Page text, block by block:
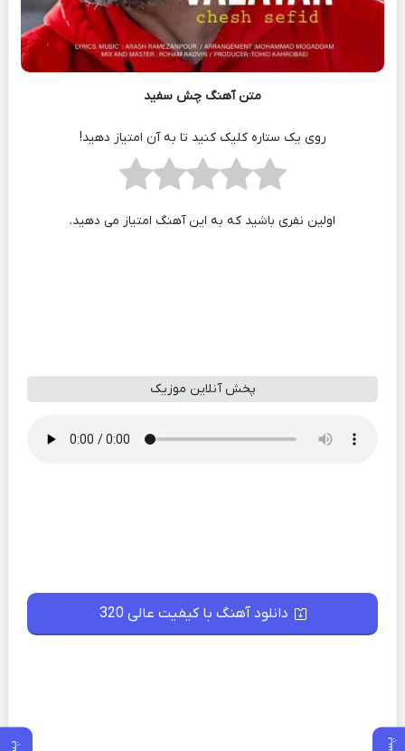
متن آهنگ چش سفید
روی یک ستاره کلیک کنید تا به آن امتیاز دهید!
اولین نفری باشید که به این آهنگ امتیاز می دهید.
پخش آنلاین موزیک
دانلود آهنگ با کیفیت عالی 320